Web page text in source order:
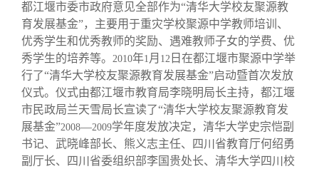
西南联大校友会
义工计划
新媒体平台
青春风采
校友文苑
校友讲坛
校友视界
信息化服务
三创大赛
实用信息
总会简介
会长致辞
总会章程
理事会名单
关闭
都江堰市委市政府意见全部作为“清华大学校友聚源教
育发展基金”，主要用于重灾学校聚源中学教师培训、
优秀学生和优秀教师的奖励、遇难教师子女的学费、优
秀学生的培养等。 2010年1 月 12 日在都江堰市聚源中学举
行了“清华大学校友聚源教育发展基金”启动暨首次发放
仪式。仪式由都江堰市教育局李晓明局长主持，都江堰
市民政局兰天雪局长宣读了“清华大学校友聚源教育发
展基金”2008—2009学年度发放决定，清华大学史宗恺副
书记、武晓峰部长、熊义志主任、四川省教育厅何绍勇
副厅长、四川省委组织部李国贵处长、清华大学四川校